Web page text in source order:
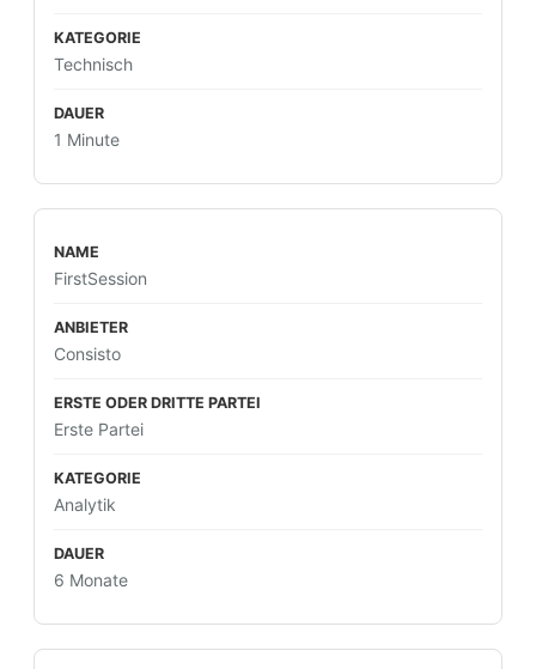
Technisch
1 Minute
FirstSession
Consisto
Erste Partei
Analytik
6 Monate